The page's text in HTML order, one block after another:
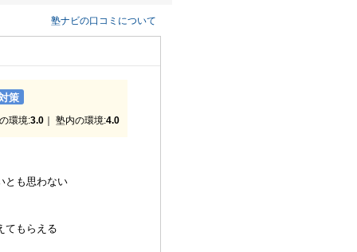
塾ナビの口コミについて
策
環境:3.0｜ 塾内の環境:4.0
とも思わない
てもらえる